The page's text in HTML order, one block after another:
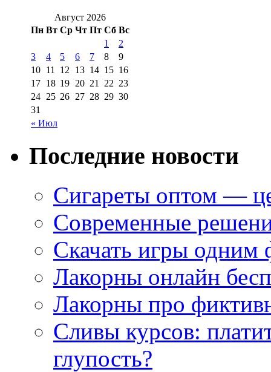
Август 2026
Пн Вт Ср Чт Пт Сб Вс
« Июл
1
2
3
4 5 6 7 8
9
10 11 12 13 14 15 16
17 18 19 20 21 22 23
24 25 26 27 28 29 30
31
Последние новости
Сигареты оптом —
Современные
Скачать игры одним
Лакорны онлайн
Лакорны про
Сливы курсов:
глупость?